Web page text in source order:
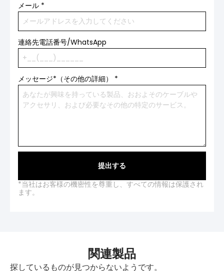
メール *
連絡先電話番号/WhatsApp
メッセージ*（その他の詳細） *
提出する
*当社はお客様の機密性を尊重し、すべての情報は保護され
ます。
関連製品
探しているものが見つからないようです。